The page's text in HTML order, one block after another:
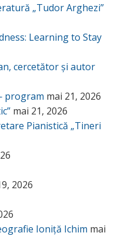
„Tudor Arghezi”
Learning to Stay
cercetător și autor
program mai 21, 2026
mai 21, 2026
Pianistică „Tineri
2026
Ioniță Ichim mai